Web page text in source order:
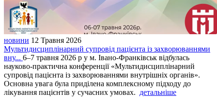
новини 12 Травня 2026
Мультидисциплінарний супровід пацієнта із захворюваннями
вну... 6–7 травня 2026 р у м. Івано-Франківськ відбулась
науково-практична конференції «Мультидисциплінарний
супровід пацієнта із захворюваннями внутрішніх органів».
Основна увага була приділена комплексному підходу до
лікування пацієнтів у сучасних умовах. детальніше